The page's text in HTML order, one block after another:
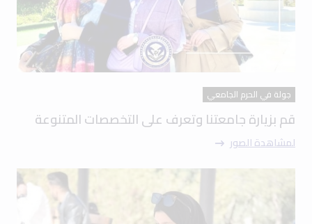
جولة في الحرم الجامعي
قم بزيارة جامعتنا وتعرف على التخصصات المتنوعة
لمشاهدة الصور